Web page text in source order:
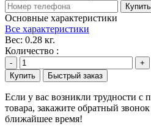
Купить
Основные характеристики
Все характеристики
Вес: 0.28 кг.
Количество :
-
+
Купить
Быстрый заказ
Если у вас возникли трудности с
товара, закажите обратный
ближайшее время!